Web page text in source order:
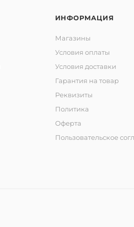
ИНФОРМАЦИЯ
Магазины
Условия оплаты
Условия доставки
Гарантия на товар
Реквизиты
Политика
Оферта
Пользовательское